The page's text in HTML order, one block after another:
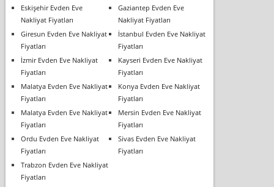
Eskişehir Evden Eve
Nakliyat Fiyatları
Gaziantep Evden Eve
Nakliyat Fiyatları
Giresun Evden Eve Nakliyat
Fiyatları
İstanbul Evden Eve Nakliyat
Fiyatları
İzmir Evden Eve Nakliyat
Fiyatları
Kayseri Evden Eve Nakliyat
Fiyatları
Malatya Evden Eve Nakliyat
Fiyatları
Konya Evden Eve Nakliyat
Fiyatları
Malatya Evden Eve Nakliyat
Fiyatları
Mersin Evden Eve Nakliyat
Fiyatları
Ordu Evden Eve Nakliyat
Fiyatları
Sivas Evden Eve Nakliyat
Fiyatları
Trabzon Evden Eve Nakliyat
Fiyatları